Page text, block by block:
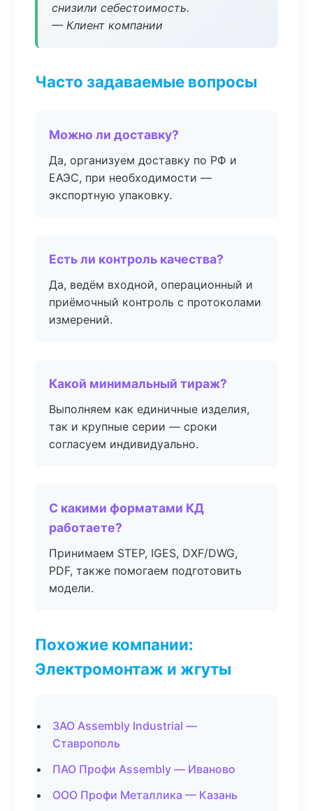
снизили себестоимость.
— Клиент компании
Часто задаваемые вопросы
Можно ли доставку?
Да, организуем доставку по РФ и
ЕАЭС, при необходимости —
экспортную упаковку.
Есть ли контроль качества?
Да, ведём входной, операционный и
приёмочный контроль с протоколами
измерений.
Какой минимальный тираж?
Выполняем как единичные изделия,
так и крупные серии — сроки
согласуем индивидуально.
С какими форматами КД
работаете?
Принимаем STEP, IGES, DXF/DWG,
PDF, также помогаем подготовить
модели.
Похожие компании:
Электромонтаж и жгуты
ЗАО Assembly Industrial —
Ставрополь
ПАО Профи Assembly — Иваново
ООО Профи Металлика — Казань